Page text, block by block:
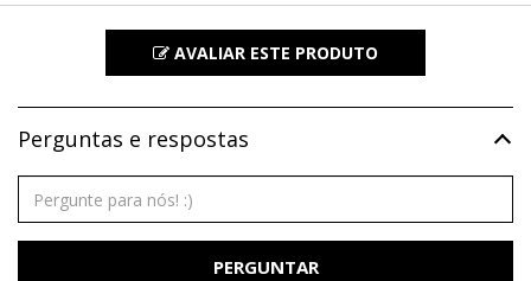
AVALIAR ESTE PRODUTO
Perguntas e respostas
PERGUNTAR